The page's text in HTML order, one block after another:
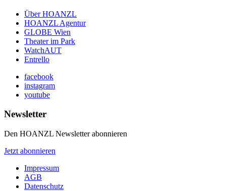
Über HOANZL
HOANZL Agentur
GLOBE Wien
Theater im Park
WatchAUT
Entrello
facebook
instagram
youtube
Newsletter
Den HOANZL Newsletter abonnieren
Jetzt abonnieren
Impressum
AGB
Datenschutz